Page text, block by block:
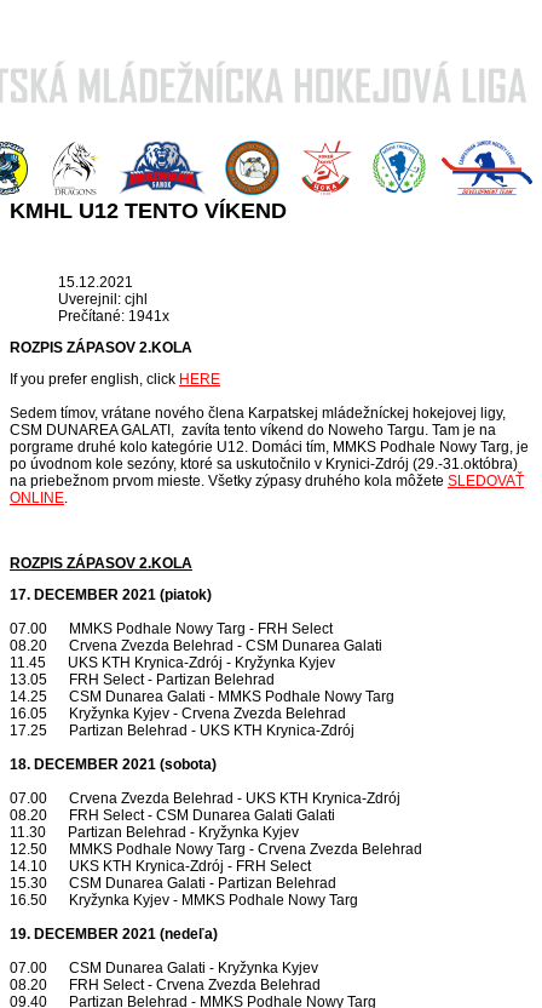
KMHL U12 TENTO VÍKEND
15.12.2021
Uverejnil: cjhl
Prečítané: 1941x
ROZPIS ZÁPASOV 2.KOLA
If you prefer english, click HERE
Sedem tímov, vrátane nového člena Karpatskej mládežníckej hokejovej ligy,
CSM DUNAREA GALATI, zavíta tento víkend do Noweho Targu. Tam je na
porgrame druhé kolo kategórie U12. Domáci tím, MMKS Podhale Nowy Targ, je
po úvodnom kole sezóny, ktoré sa uskutočnilo v Krynici-Zdrój (29.-31.októbra)
na priebežnom prvom mieste. Všetky zýpasy druhého kola môžete SLEDOVAŤ
ONLINE.
ROZPIS ZÁPASOV 2.KOLA
17. DECEMBER 2021 (piatok)
07.00 MMKS Podhale Nowy Targ - FRH Select
08.20 Crvena Zvezda Belehrad - CSM Dunarea Galati
11.45 UKS KTH Krynica-Zdrój - Kryžynka Kyjev
13.05 FRH Select - Partizan Belehrad
14.25 CSM Dunarea Galati - MMKS Podhale Nowy Targ
16.05 Kryžynka Kyjev - Crvena Zvezda Belehrad
17.25 Partizan Belehrad - UKS KTH Krynica-Zdrój
18. DECEMBER 2021 (sobota)
07.00 Crvena Zvezda Belehrad - UKS KTH Krynica-Zdrój
08.20 FRH Select - CSM Dunarea Galati Galati
11.30 Partizan Belehrad - Kryžynka Kyjev
12.50 MMKS Podhale Nowy Targ - Crvena Zvezda Belehrad
14.10 UKS KTH Krynica-Zdrój - FRH Select
15.30 CSM Dunarea Galati - Partizan Belehrad
16.50 Kryžynka Kyjev - MMKS Podhale Nowy Targ
19. DECEMBER 2021 (nedeľa)
07.00 CSM Dunarea Galati - Kryžynka Kyjev
08.20 FRH Select - Crvena Zvezda Belehrad
09.40 Partizan Belehrad - MMKS Podhale Nowy Targ